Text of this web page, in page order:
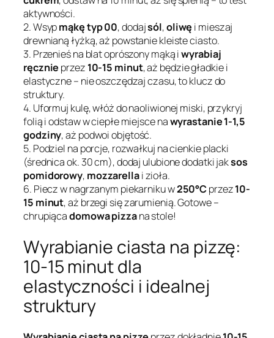
aktywności.
2. Wsypmąkę typ 00, dodajsól,oliwę i mieszaj
drewnianą łyżką, aż powstanie kleiste ciasto.
3. Przenieś na blat oprószony mąką iwyrabiaj
ręcznie przez 10-15 minut, aż będzie gładkie i
elastyczne – nie oszczędzaj czasu, to klucz do
struktury.
4. Uformuj kulę, włóż do naoliwionej miski, przykryj
folią i odstaw w ciepłe miejsce nawyrastanie 1-1,5
godziny, aż podwoi objętość.
5. Podziel na porcje, rozwałkuj na cienkie placki
(średnica ok. 30 cm), dodaj ulubione dodatki jaksos
pomidorowy, mozzarellai zioła.
6. Piecz w nagrzanym piekarniku w250°Cprzez10-
15 minut, aż brzegi się zarumienią. Gotowe –
chrupiącadomowa pizzana stole!
Wyrabianie ciasta na pizzę:
10-15 minut dla
elastyczności i idealnej
struktury